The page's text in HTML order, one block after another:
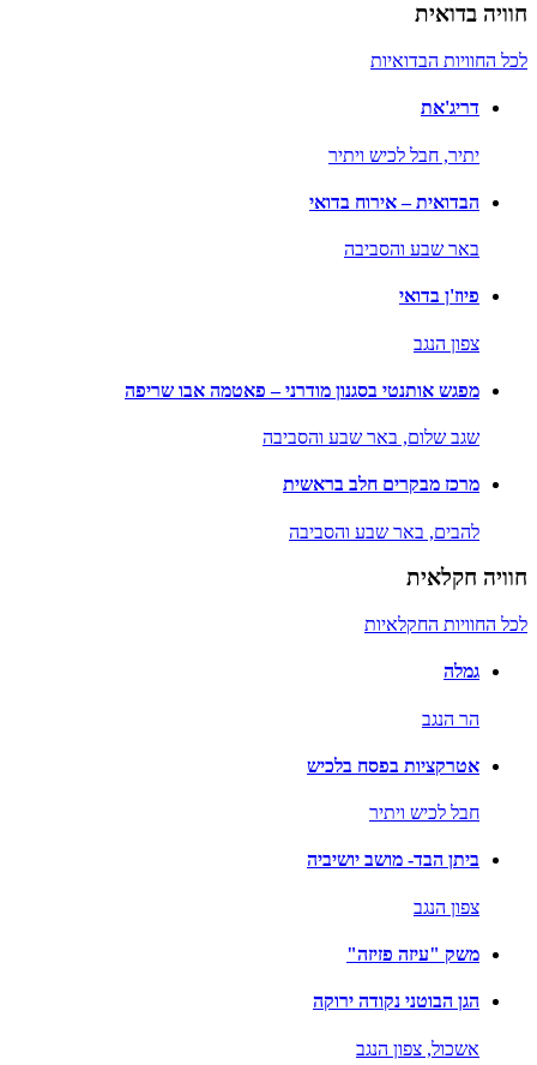
חוויה בדואית
לכל החוויות הבדואיות
דריג'את
יתיר, חבל לכיש ויתיר
הבדואית – אירוח בדואי
באר שבע והסביבה
פיוז'ן בדואי
צפון הנגב
מפגש אותנטי בסגנון מודרני – פאטמה אבו שריפה
שגב שלום, באר שבע והסביבה
מרכז מבקרים חלב בראשית
להבים, באר שבע והסביבה
חוויה חקלאית
לכל החוויות החקלאיות
גמלה
הר הנגב
אטרקציות בפסח בלכיש
חבל לכיש ויתיר
ביתן הבד- מושב יושיביה
צפון הנגב
משק "עיזה פזיזה"
הגן הבוטני נקודה ירוקה
אשכול, צפון הנגב